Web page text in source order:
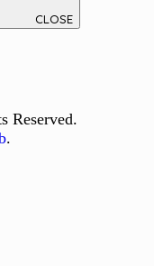
CLOSE
Reserved.
.